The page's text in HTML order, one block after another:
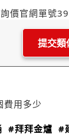
價官網單號
提交類
費用多少
#拜拜金爐 #